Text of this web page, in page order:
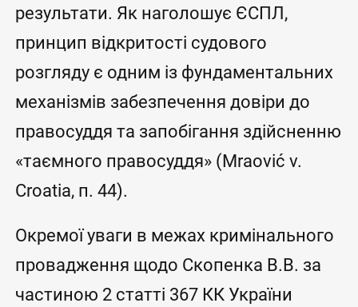
результати. Як наголошує ЄСПЛ,
принцип відкритості судового
розгляду є одним із фундаментальних
механізмів забезпечення довіри до
правосуддя та запобігання здійсненню
«таємного правосуддя» (Mraović v.
Croatia, п. 44).
Окремої уваги в межах кримінального
провадження щодо Скопенка В.В. за
частиною 2 статті 367 КК України